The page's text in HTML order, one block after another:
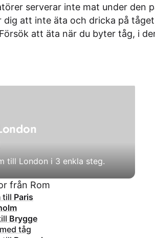
serverar inte mat under den
dig att inte äta och dricka på
att äta när du byter tåg, i
till London i 3 enkla steg.
från Rom
till Paris
Brygge
med tåg